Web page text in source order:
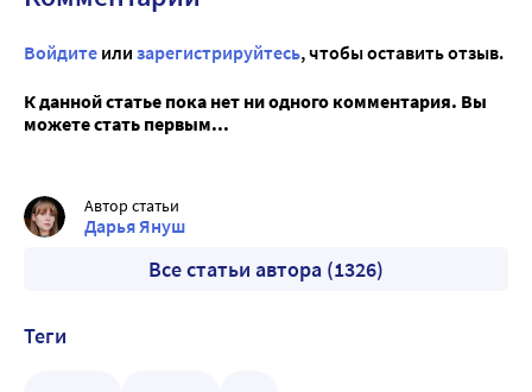
Войдите или зарегистрируйтесь, чтобы оставить отзыв.
К данной статье пока нет ни одного комментария. Вы
можете стать первым...
Автор статьи
Дарья Януш
Все статьи автора (1326)
Теги